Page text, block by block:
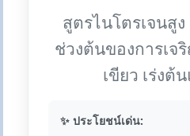
สูตรไนโตรเจนสู
ช่วงต้นของการเจ
เขียว เร่งต้
✨ ประโยชน์เด่น: